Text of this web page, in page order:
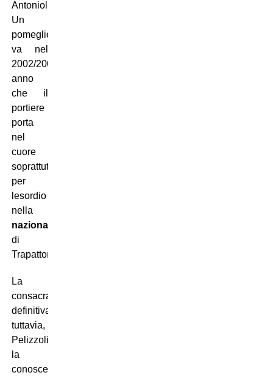
Antonioli.
Un
pomeglio
va nel
2002/2003,
anno
che il
portiere
porta
nel
cuore
soprattutto
per
lesordio
nella
nazionale
di
Trapattoni.
La
consacrazione
definitiva,
tuttavia,
Pelizzoli
la
conosce